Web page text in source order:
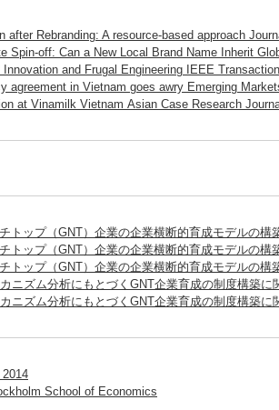
after Rebranding: A resource-based approach
Spin-off: Can a New Local Brand Name Inherit
Innovation and Frugal Engineering IEEE
agreement in Vietnam goes awry Emerging
at Vinamilk Vietnam Asian Case Research
トップ（GNT）企業の企業横断的育成モデルの
トップ（GNT）企業の企業横断的育成モデルの
トップ（GNT）企業の企業横断的育成モデルの
ニズム分析にもとづくGNT企業育成の制度構築
ニズム分析にもとづくGNT企業育成の制度構築
School of Economics